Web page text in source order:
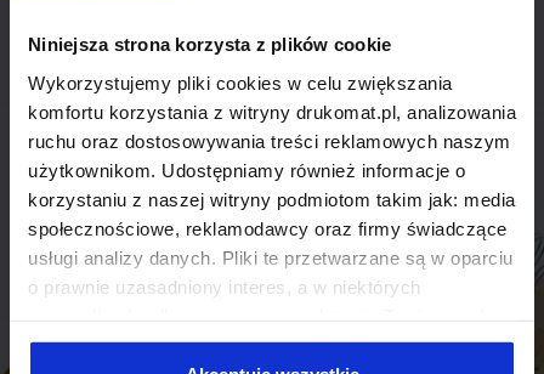
Niniejsza strona korzysta z plików cookie
Wykorzystujemy pliki cookies w celu zwiększania
komfortu korzystania z witryny drukomat.pl, analizowania
ruchu oraz dostosowywania treści reklamowych naszym
użytkownikom. Udostępniamy również informacje o
korzystaniu z naszej witryny podmiotom takim jak: media
społecznościowe, reklamodawcy oraz firmy świadczące
usługi analizy danych. Pliki te przetwarzane są w oparciu
o prawnie uzasadniony interes, a w niektórych
Niektóre z plików cookies dostarczane i przetwarzane są
produkt niestandardowy.
Skontaktuj się